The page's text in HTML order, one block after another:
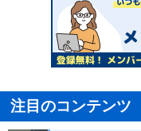
注目のコンテンツ